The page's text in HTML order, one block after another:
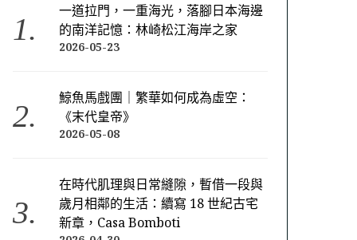
一道拉門，一重海光，落腳日本海邊
的南洋記憶：林崎松江海岸之家
2026-05-23
鯨魚馬戲團｜繁華如何成為虛空：
《末代皇帝》
2026-05-08
在時代肌理與日常縫隙，暫借一段與
歲月相鄰的生活：續寫 18 世紀古宅
新章，Casa Bomboti